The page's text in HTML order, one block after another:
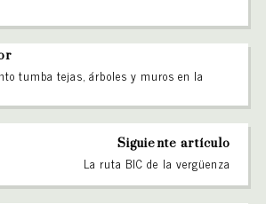
tumba tejas, árboles y muros en la
Siguiente artículo
La ruta BIC de la vergüenza